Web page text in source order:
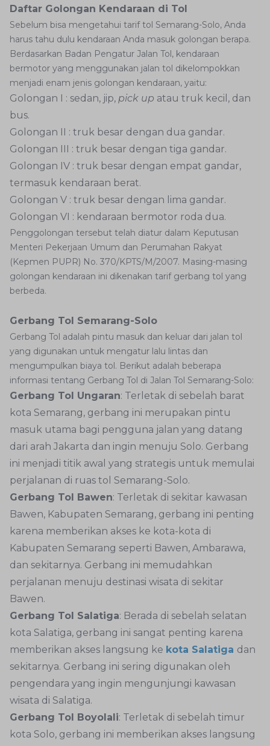
Daftar Golongan Kendaraan di Tol
Sebelum bisa mengetahui tarif tol Semarang-Solo, Anda
harus tahu dulu kendaraan Anda masuk golongan berapa.
Berdasarkan Badan Pengatur Jalan Tol, kendaraan
bermotor yang menggunakan jalan tol dikelompokkan
menjadi enam jenis golongan kendaraan, yaitu:
Golongan I : sedan, jip, pick up atau truk kecil, dan
bus.
Golongan II : truk besar dengan dua gandar.
Golongan III : truk besar dengan tiga gandar.
Golongan IV : truk besar dengan empat gandar,
termasuk kendaraan berat.
Golongan V : truk besar dengan lima gandar.
Golongan VI : kendaraan bermotor roda dua.
Penggolongan tersebut telah diatur dalam Keputusan
Menteri Pekerjaan Umum dan Perumahan Rakyat
(Kepmen PUPR) No. 370/KPTS/M/2007. Masing-masing
golongan kendaraan ini dikenakan tarif gerbang tol yang
berbeda.
Gerbang Tol Semarang-Solo
Gerbang Tol adalah pintu masuk dan keluar dari jalan tol
yang digunakan untuk mengatur lalu lintas dan
mengumpulkan biaya tol. Berikut adalah beberapa
informasi tentang Gerbang Tol di Jalan Tol Semarang-Solo:
Gerbang Tol Ungaran: Terletak di sebelah barat
kota Semarang, gerbang ini merupakan pintu
masuk utama bagi pengguna jalan yang datang
dari arah Jakarta dan ingin menuju Solo. Gerbang
ini menjadi titik awal yang strategis untuk memulai
perjalanan di ruas tol Semarang-Solo.
Gerbang Tol Bawen: Terletak di sekitar kawasan
Bawen, Kabupaten Semarang, gerbang ini penting
karena memberikan akses ke kota-kota di
Kabupaten Semarang seperti Bawen, Ambarawa,
dan sekitarnya. Gerbang ini memudahkan
perjalanan menuju destinasi wisata di sekitar
Bawen.
Gerbang Tol Salatiga: Berada di sebelah selatan
kota Salatiga, gerbang ini sangat penting karena
memberikan akses langsung ke kota Salatiga dan
sekitarnya. Gerbang ini sering digunakan oleh
pengendara yang ingin mengunjungi kawasan
wisata di Salatiga.
Gerbang Tol Boyolali: Terletak di sebelah timur
kota Solo, gerbang ini memberikan akses langsung